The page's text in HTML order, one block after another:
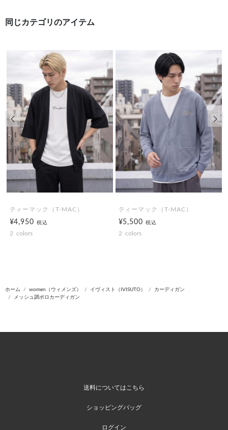
同じカテゴリのアイテム
ティーマック（T-MAC）
¥4,950税込
2 colors
ティーマック（T-MAC）
¥5,500税込
2 colors
前の画像 次
ホーム women（ウィメンズ） イヴィスト（IVISUTO）
カーディガン
メッシュ調ポロカーディガン
送料についてはこちら
ショッピングバッグ
ログイン